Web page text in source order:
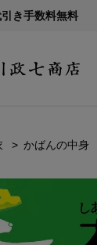
き手数料無料
かばんの中身